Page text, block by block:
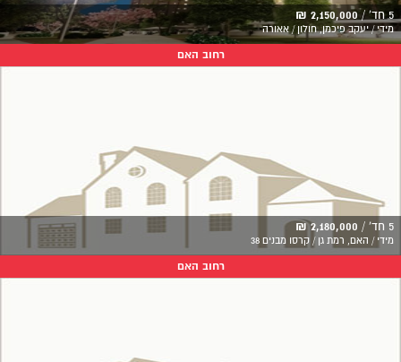
5 חד' / 2,150,000 ₪
מידי / יעקב פיכמן, חולון / אאורה
רחוב האם
5 חד' / 2,180,000 ₪
מידי / האם, רמת גן / קרסו מבנים 38
רחוב האם